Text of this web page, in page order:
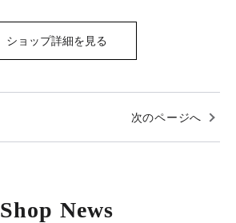
ショップ詳細を見る
次のページへ
Shop News